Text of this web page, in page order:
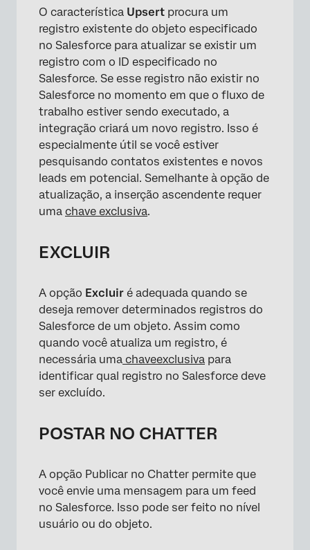
O característica Upsert procura um
registro existente do objeto especificado
no Salesforce para atualizar se existir um
registro com o ID especificado no
Salesforce. Se esse registro não existir no
Salesforce no momento em que o fluxo de
trabalho estiver sendo executado, a
integração criará um novo registro. Isso é
especialmente útil se você estiver
pesquisando contatos existentes e novos
leads em potencial. Semelhante à opção de
atualização, a inserção ascendente requer
uma chave exclusiva.
EXCLUIR
A opção Excluir é adequada quando se
deseja remover determinados registros do
Salesforce de um objeto. Assim como
quando você atualiza um registro, é
necessária uma chaveexclusiva para
identificar qual registro no Salesforce deve
ser excluído.
POSTAR NO CHATTER
A opção Publicar no Chatter permite que
você envie uma mensagem para um feed
no Salesforce. Isso pode ser feito no nível
usuário ou do objeto.